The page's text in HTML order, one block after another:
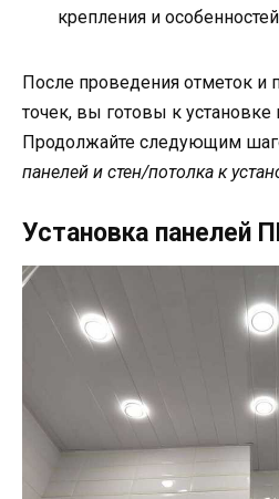
крепления и
После проведения отметок и
точек, вы готовы к
Продолжайте следующим
панелей и стен/потолка к
Установка панелей